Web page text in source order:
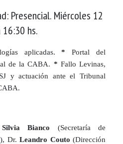
Presencial. Miércoles 12
hs.
aplicadas.* Portal del
de la CABA. * Fallo Levinas,
y actuación ante el Tribunal
.
Silvia Bianco (Secretaría de
Dr. Leandro Couto (Dirección